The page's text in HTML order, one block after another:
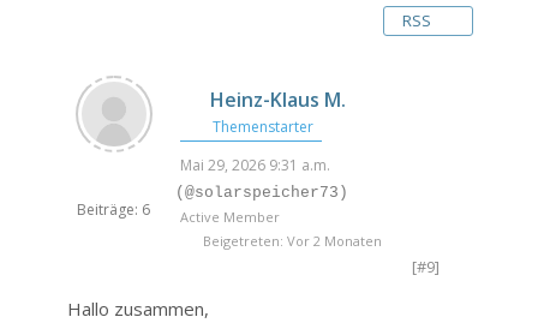
RSS
Beiträge: 6
Heinz-Klaus M.
Themenstarter
Mai 29, 2026 9:31 a.m.
(@solarspeicher73)
Active Member
Beigetreten: Vor 2 Monaten
[#9]
Hallo zusammen,